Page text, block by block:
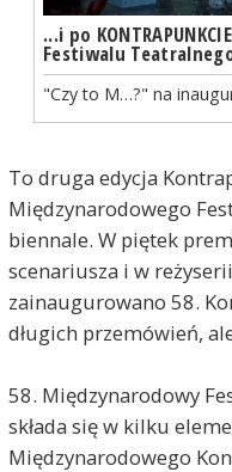
...i po
Festiwalu Teatralnego
"Czy to M…?" na
To druga edycja
Międzynarodowego
biennale. W piętek
scenariusza i w
zainaugurowano 58.
długich przemówień,
58. Międzynarodowy
składa się w kilku
Międzynarodowego